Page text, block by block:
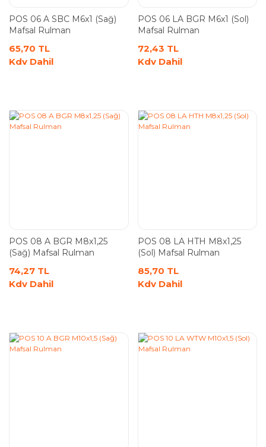
POS 06 A SBC M6x1 (Sağ)
Mafsal Rulman
65,70 TL
Kdv Dahil
POS 06 LA BGR M6x1 (Sol)
Mafsal Rulman
72,43 TL
Kdv Dahil
POS 08 A BGR M8x1,25
(Sağ) Mafsal Rulman
74,27 TL
Kdv Dahil
POS 08 LA HTH M8x1,25
(Sol) Mafsal Rulman
85,70 TL
Kdv Dahil